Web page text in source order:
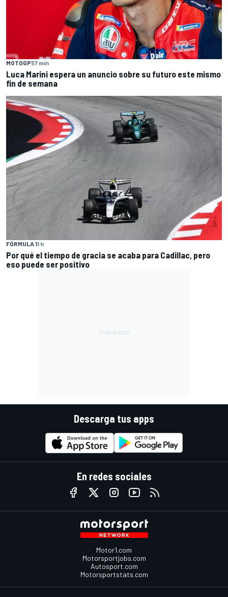
MOTOGP57 min
Luca Marini espera un anuncio sobre su futuro este mismo
fin de semana
FÓRMULA 11 h
Por qué el tiempo de gracia se acaba para Cadillac, pero
eso puede ser positivo
Descarga tus apps
En redes sociales
Motor1.com
Motorsportjobs.com
Autosport.com
Motorsportstats.com